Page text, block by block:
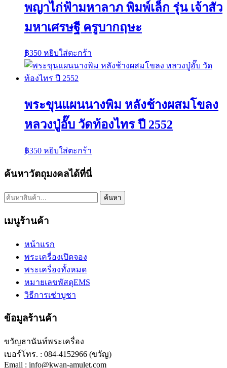
พญาไก่ฟ้ามหาลาภ พิมพ์เล็ก รุ่น เจ้าสัว
มหาเศรษฐี ครูบากฤษะ
฿350 หยิบใส่ตะกร้า
พระขุนแผนนางพิม หลังช้างผสมโขลง
หลวงปู่อั๊บ วัดท้องไทร ปี 2552
฿350 หยิบใส่ตะกร้า
ค้นหาวัตถุมงคลได้ที่นี่
ค้นหา: ค้นหา
เมนูร้านค้า
หน้าแรก
พระเครื่องเปิดจอง
พระเครื่องทั้งหมด
หมายเลขพัสดุEMS
วิธีการเช่าบูชา
ข้อมูลร้านค้า
ขวัญธานันท์พระเครื่อง
เบอร์โทร. : 084-4152966 (ขวัญ)
Email : info@kwan-amulet.com